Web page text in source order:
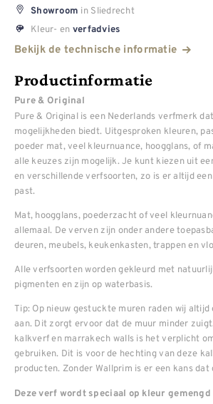
Showroom in Sliedrecht
Kleur- en verfadvies
Bekijk de technische informatie
Productinformatie
Pure & Original
Pure & Original is een Nederlands verfmerk
mogelijkheden biedt. Uitgesproken kleuren,
poeder mat, veel kleurnuance, hoogglans, of
alle keuzes zijn mogelijk. Je kunt kiezen uit
en verschillende verfsoorten, zo is er altijd
past.
Mat, hoogglans, poederzacht of veel
allemaal. De verven zijn onder andere
deuren, meubels, keukenkasten, trappen en
Alle verfsoorten worden gekleurd met
pigmenten en zijn op waterbasis.
Tip: Op nieuw gestuckte muren raden wij altijd
aan. Dit zorgt ervoor dat de muur minder
kalkverf en marrakech walls is het verplicht
gebruiken. Dit is voor de hechting van deze
producten. Zonder Wallprim is er een kans
Deze verf wordt speciaal op kleur